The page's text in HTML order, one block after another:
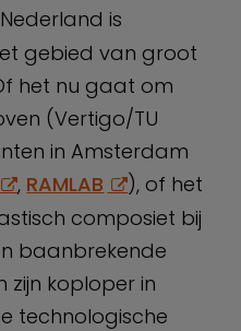
is
gebied van groot
het nu gaat om
(Vertigo/TU
in Amsterdam
, RAMLAB
), of het
composiet bij
baanbrekende
zijn koploper in
technologische